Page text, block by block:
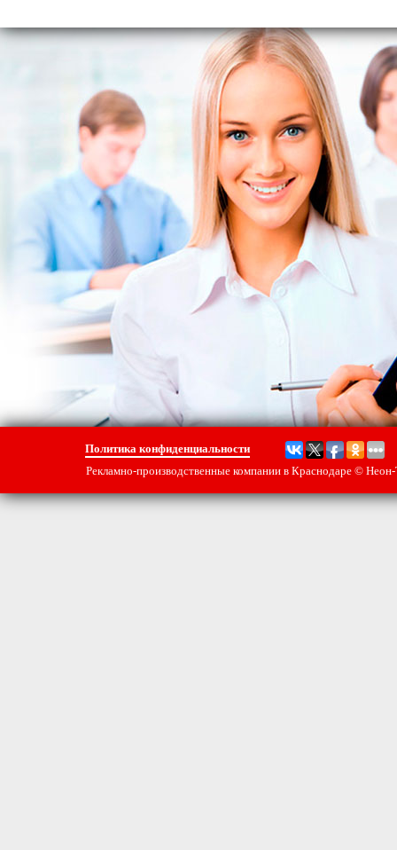
Политика конфиденциальности
Рекламно-производственные компании в Краснодаре © Неон-